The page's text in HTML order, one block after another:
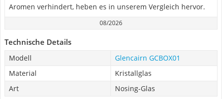
Aromen verhindert, heben es in unserem Vergleich hervor.
08/2026
Technische Details
Modell
Glencairn GCBOX01
Material
Kristallglas
Art
Nosing-Glas